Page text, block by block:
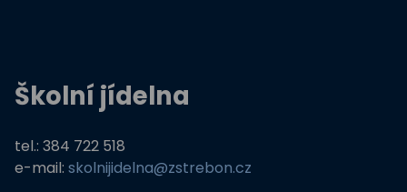
Školní jídelna
tel.: 384 722 518
e-mail: skolnijidelna@zstrebon.cz